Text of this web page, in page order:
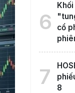
6
cổ
7
8